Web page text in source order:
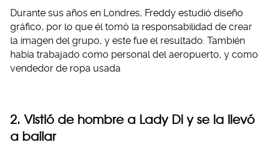
Durante sus años en Londres, Freddy estudió diseño
gráfico, por lo que él tomó la responsabilidad de crear
la imagen del grupo, y este fue el resultado. También
había trabajado como personal del aeropuerto, y como
vendedor de ropa usada
2. Vistió de hombre a Lady Di y se la llevó
a bailar